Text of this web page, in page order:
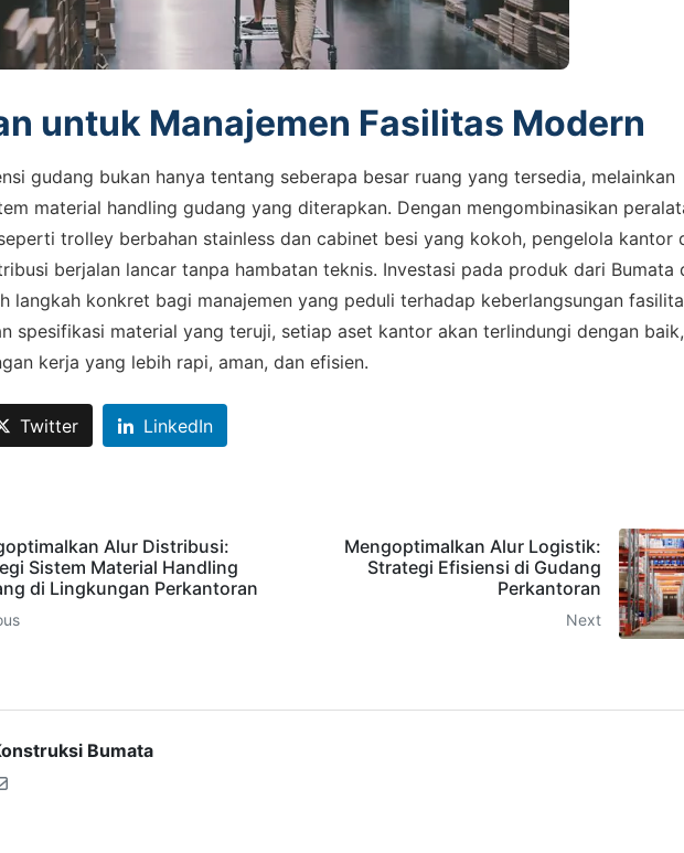
untuk Manajemen Fasilitas Modern
gudang bukan hanya tentang seberapa besar ruang yang tersedia, melainkan
material handling gudang yang diterapkan. Dengan mengombinasikan
trolley berbahan stainless dan cabinet besi yang kokoh, pengelola kantor
berjalan lancar tanpa hambatan teknis. Investasi pada produk dari Bumata
langkah konkret bagi manajemen yang peduli terhadap keberlangsungan
spesifikasi material yang teruji, setiap aset kantor akan terlindungi dengan baik,
kerja yang lebih rapi, aman, dan efisien.
Twitter LinkedIn
Alur Distribusi:
Sistem Material Handling
di Lingkungan Perkantoran
Mengoptimalkan Alur Logistik:
Strategi Efisiensi di Gudang
Perkantoran
Next
Bumata